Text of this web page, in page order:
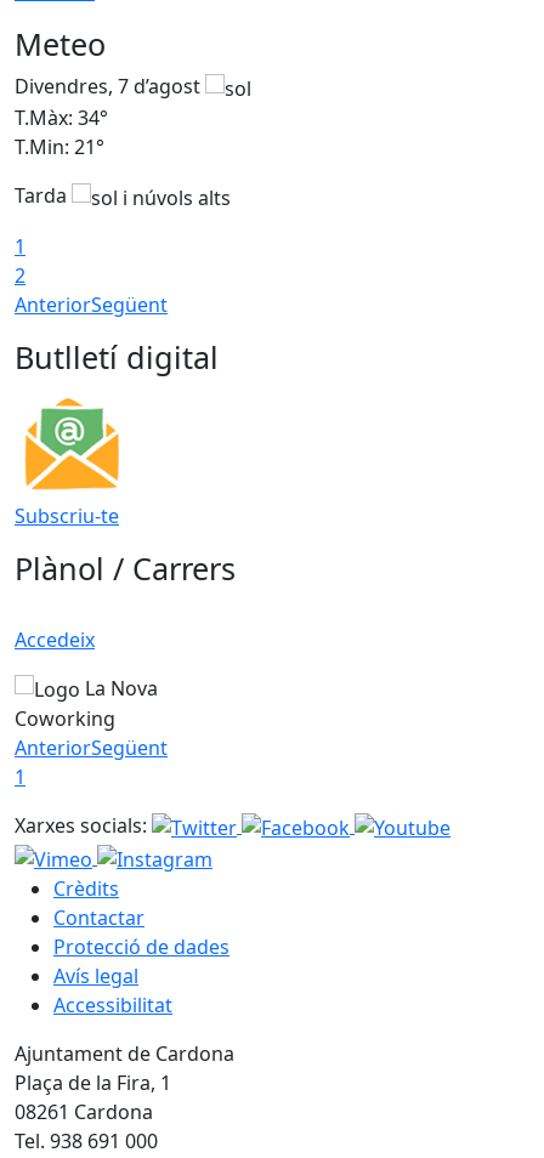
Meteo
Divendres, 7 d’agost
T.Màx: 34°
T.Min: 21°
Tarda
1
2
AnteriorSegüent
Butlletí digital
Subscriu-te
Plànol / Carrers
Accedeix
La Nova
Coworking
AnteriorSegüent
1
Xarxes socials:
Crèdits
Contactar
Protecció de dades
Avís legal
Accessibilitat
Ajuntament de Cardona
Plaça de la Fira, 1
08261 Cardona
Tel. 938 691 000